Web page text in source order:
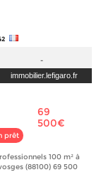
-
immobilier.lefigaro.fr
prêt
69
500€
100 m² à
(88100) 69 500